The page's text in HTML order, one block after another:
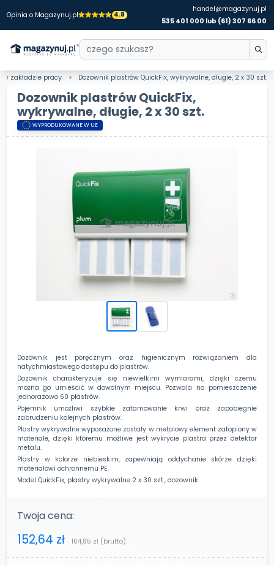
Opinia o Magazynuj.pl 4.8
handel@magazynuj.pl
535 401 000 lub (61) 307 66 00
w zakładzie pracy Dozownik plastrów QuickFix, wykrywalne, długie, 2 x 30 szt.
Dozownik plastrów QuickFix,
wykrywalne, długie, 2 x 30 szt.
WYPRODUKOWANE W UE
Dozownik jest poręcznym oraz higienicznym rozwiązaniem dla
natychmiastowego dostępu do plastrów.
Dozownik charakteryzuje się niewielkimi wymiarami, dzięki czemu
można go umieścić w dowolnym miejscu. Pozwala na pomieszczenie
jednorazowo 60 plastrów.
Pojemnik umożliwi szybkie zatamowanie krwi oraz zapobiegnie
zabrudzeniu kolejnych plastrów.
Plastry wykrywalne wyposażone zostały w metalowy element zatopiony w
materiale, dzięki któremu możliwe jest wykrycie plastra przez detektor
metalu.
Plastry w kolorze niebieskim, zapewniają oddychanie skórze dzięki
materiałowi ochronnemu PE.
Model QuickFix, plastry wykrywalne 2 x 30 szt., dozownik.
Twoja cena:
152,64 zł 164,85 zł (brutto)